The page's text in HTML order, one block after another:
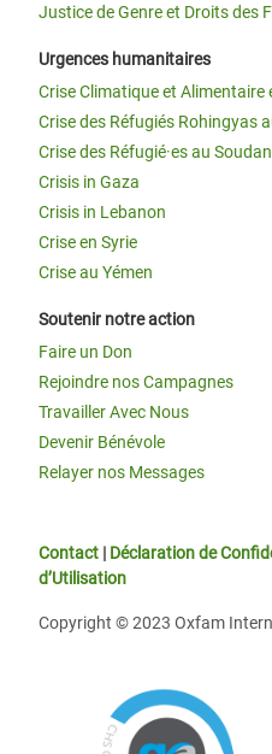
Justice de Genre et Droits des
Urgences humanitaires
Crise Climatique et Alimentaire
Crise des Réfugiés Rohingyas
Crise des Réfugié·es au
Crisis in Gaza
Crisis in Lebanon
Crise en Syrie
Crise au Yémen
Soutenir notre action
Faire un Don
Rejoindre nos Campagnes
Travailler Avec Nous
Devenir Bénévole
Relayer nos Messages
Contact | Déclaration de
d’Utilisation
Copyright © 2023 Oxfam